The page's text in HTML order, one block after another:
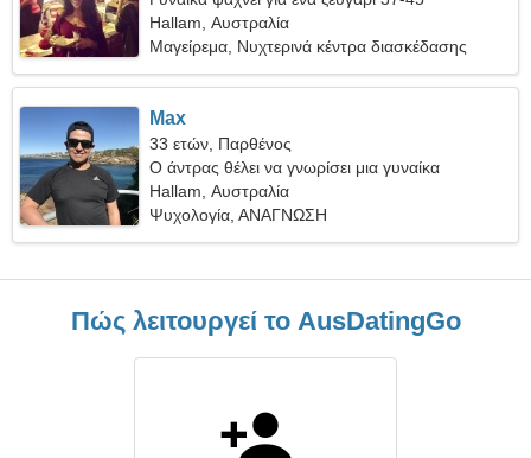
Hallam, Αυστραλία
Μαγείρεμα, Νυχτερινά κέντρα διασκέδασης
Max
33 ετών, Παρθένος
Ο άντρας θέλει να γνωρίσει μια γυναίκα
Hallam, Αυστραλία
Ψυχολογία, ΑΝΑΓΝΩΣΗ
Πώς λειτουργεί το AusDatingGo